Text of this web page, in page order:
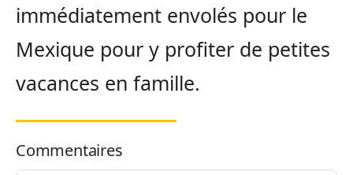
immédiatement envolés pour le
Mexique pour y profiter de petites
vacances en famille.
Commentaires